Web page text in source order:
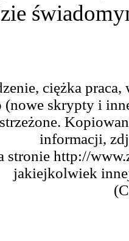
ciężka
(nowe skrypty i
informacji,
stronie http://
jakiejkolwiek